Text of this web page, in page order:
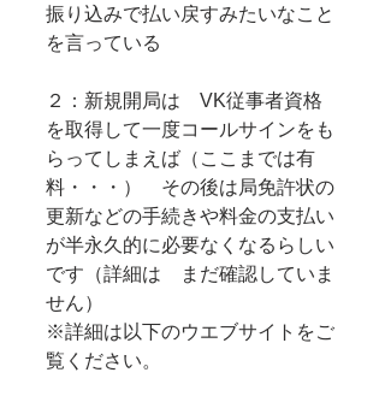
振り込みで払い戻すみたいなこと
を言っている
２：新規開局は　VK従事者資格
を取得して一度コールサインをも
らってしまえば（ここまでは有
料・・・）　その後は局免許状の
更新などの手続きや料金の支払い
が半永久的に必要なくなるらしい
です（詳細は　まだ確認していま
せん）
※詳細は以下のウエブサイトをご
覧ください。